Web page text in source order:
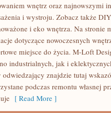
wnętrz oraz najnowszymi
i wystroju. Zobacz także
i eko wnętrza. Na stronie
dotyczące nowoczesnych
miejsce do życia. M-Loft
industrialnych, jak i
odwiedzający znajdzie tutaj
podczas remontu własnej
[ Read More ]